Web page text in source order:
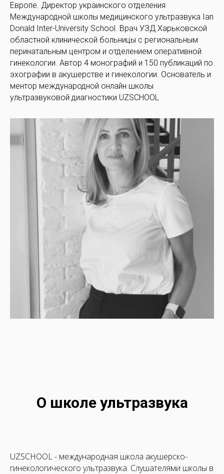
Европе. Директор украинского отделения
Международной школы медицинского ультразвука Ian
Donald Inter-University School. Врач УЗД Харьковской
областной клинической больницы с региональным
перинатальным центром и отделением оперативной
гинекологии. Автор 4 монографий и 150 публикаций по
эхографии в акушерстве и гинекологии. Основатель и
ментор международной онлайн школы
ультразвуковой диагностики UZSCHOOL
О школе ультразвука
UZSCHOOL - международная школа акушерско-
гинекологического ультразвука. Слушателями школы в